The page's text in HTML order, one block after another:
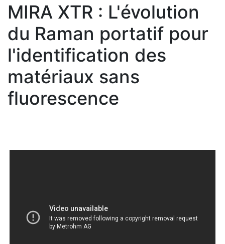
MIRA XTR : L'évolution
du Raman portatif pour
l'identification des
matériaux sans
fluorescence